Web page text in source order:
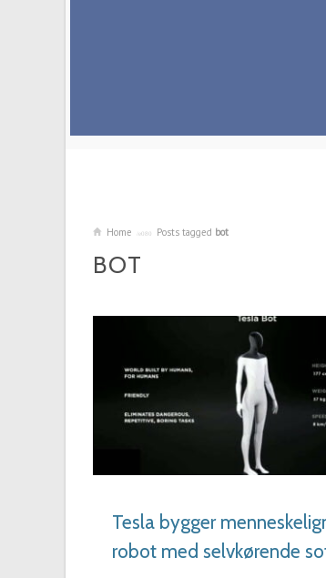
Home Posts tagged bot
BOT
Tesla bygger
robot med selvkørende